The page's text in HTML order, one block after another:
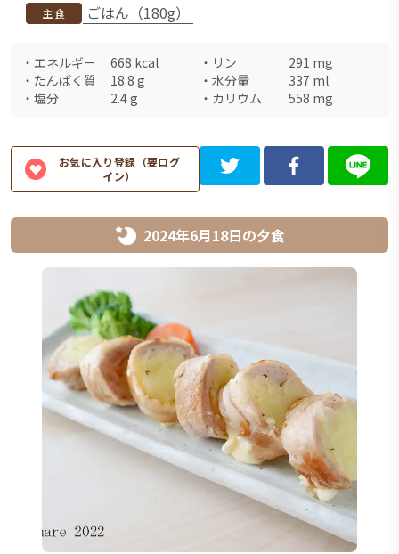
主食 ごはん（180g）
・ エネルギー 668 kcal ・ リン 291 mg
・ たんぱく質 18.8 g ・ 水分量 337 ml
・ 塩分 2.4g ・ カリウム 558 mg
お気に入り登録（要ログ
イン）
2024年6月18日の夕食